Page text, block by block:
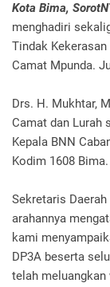
Kota Bima,
menghadiri
Tindak
Camat Mpunda.
Drs. H. Mukhtar,
Camat dan Lurah
Kepala BNN
Kodim 1608 Bima.
Sekretaris
arahannya
kami
DP3A beserta
telah